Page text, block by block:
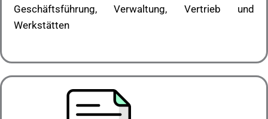
Geschäftsführung, Verwaltung, Vertrieb und
Werkstätten